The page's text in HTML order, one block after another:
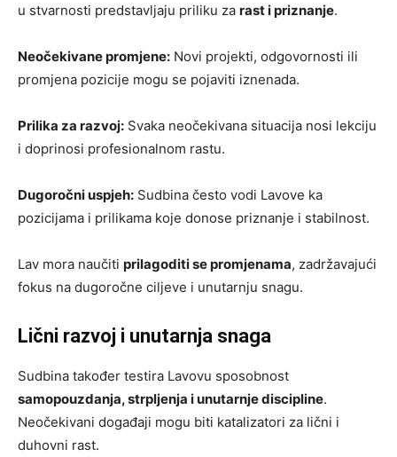
u stvarnosti predstavljaju priliku za rast i priznanje.
Neočekivane promjene: Novi projekti, odgovornosti ili
promjena pozicije mogu se pojaviti iznenada.
Prilika za razvoj: Svaka neočekivana situacija nosi lekciju
i doprinosi profesionalnom rastu.
Dugoročni uspjeh: Sudbina često vodi Lavove ka
pozicijama i prilikama koje donose priznanje i stabilnost.
Lav mora naučiti prilagoditi se promjenama, zadržavajući
fokus na dugoročne ciljeve i unutarnju snagu.
Lični razvoj i unutarnja snaga
Sudbina također testira Lavovu sposobnost
samopouzdanja, strpljenja i unutarnje discipline.
Neočekivani događaji mogu biti katalizatori za lični i
duhovni rast.